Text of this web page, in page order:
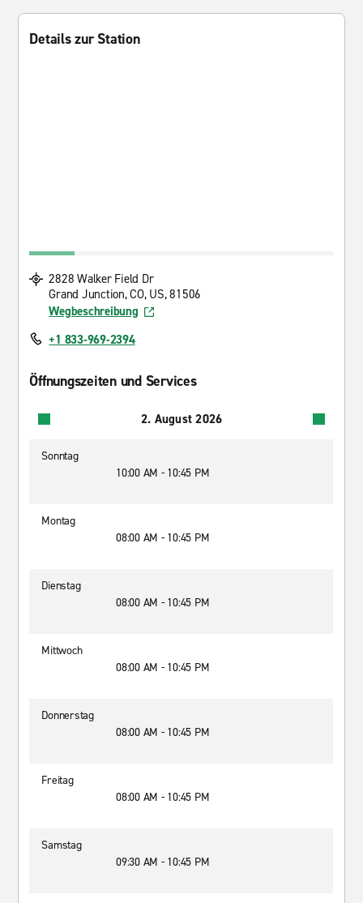
Details zur Station
2828 Walker Field Dr
Grand Junction, CO, US, 81506
Wegbeschreibung
+1 833-969-2394
Öffnungszeiten und Services
2. August 2026
Sonntag
10:00 AM - 10:45 PM
Montag
08:00 AM - 10:45 PM
Dienstag
08:00 AM - 10:45 PM
Mittwoch
08:00 AM - 10:45 PM
Donnerstag
08:00 AM - 10:45 PM
Freitag
08:00 AM - 10:45 PM
Samstag
09:30 AM - 10:45 PM